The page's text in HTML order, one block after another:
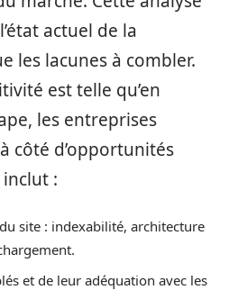
actuel de la
les lacunes à combler.
est telle qu’en
les entreprises
côté d’opportunités
:
site : indexabilité, architecture
et de leur adéquation avec les